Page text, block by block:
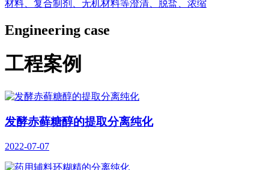
材料、复合制剂、无机材料等澄清、脱盐、浓缩
Engineering case
工程案例
发酵赤藓糖醇的提取分离纯化
2022-07-07